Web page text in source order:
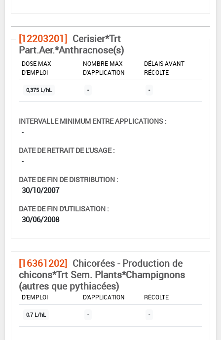
[12203201] Cerisier*Trt
Part.Aer.*Anthracnose(s)
DOSE MAX
D'EMPLOI
NOMBRE MAX
D'APPLICATION
DÉLAIS AVANT
RÉCOLTE
0,375 L/hL - -
INTERVALLE MINIMUM ENTRE APPLICATIONS :
-
DATE DE RETRAIT DE L'USAGE :
-
DATE DE FIN DE DISTRIBUTION :
30/10/2007
DATE DE FIN D'UTILISATION :
30/06/2008
[16361202] Chicorées - Production de
chicons*Trt Sem. Plants*Champignons
(autres que pythiacées)
DOSE MAX
D'EMPLOI
NOMBRE MAX
D'APPLICATION
RÉCOLTE
0,7 L/hL - -